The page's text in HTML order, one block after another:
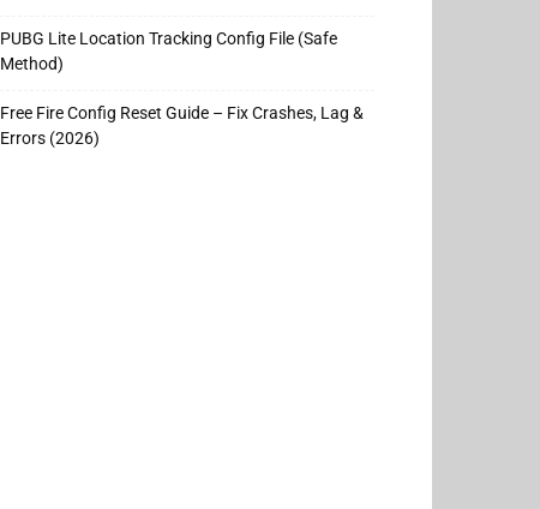
PUBG Lite Location Tracking Config File (Safe
Method)
Free Fire Config Reset Guide – Fix Crashes, Lag &
Errors (2026)